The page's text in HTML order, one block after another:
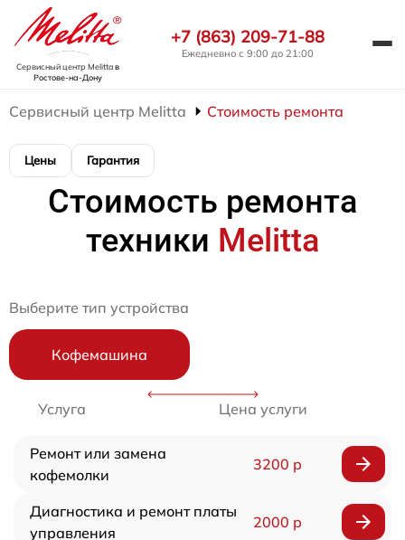
Сервисный центр Melittaв
Ростове-на-Дону
+7 (863) 209-71-88
Ежедневно с 9:00 до 21:00
Сервисный центр Melitta Стоимость ремонта
Цены Гарантия
Стоимость ремонта
техники Melitta
Выберите тип устройства
Кофемашина
Услуга Цена услуги
Ремонт или замена
кофемолки
3200 р
Диагностика и ремонт платы
управления
2000 р